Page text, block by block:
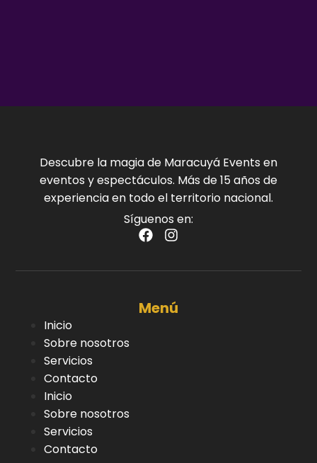
Descubre la magia de Maracuyá Events en
eventos y espectáculos. Más de 15 años de
experiencia en todo el territorio nacional.
Síguenos en:
Menú
Inicio
Sobre nosotros
Servicios
Contacto
Inicio
Sobre nosotros
Servicios
Contacto